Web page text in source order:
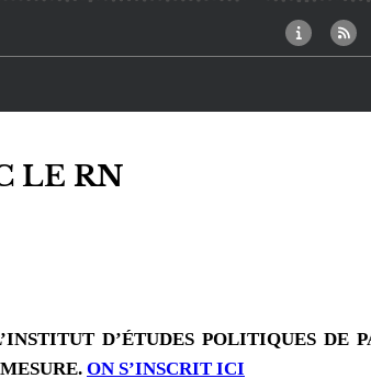
LE RN
D’ÉTUDES POLITIQUES DE
ON S’INSCRIT ICI